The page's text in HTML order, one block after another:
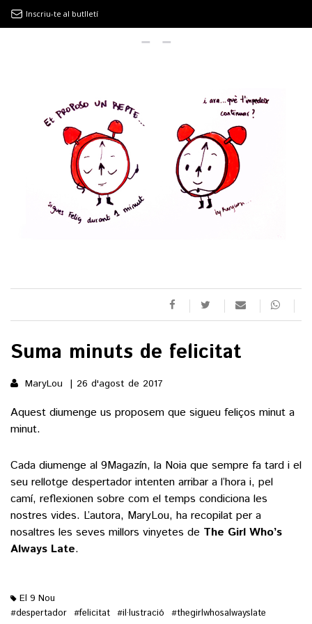
EL CLÀSSIC | ALBERT PLA
“LA VIDA ÉS COM LA MAR: SEMPRE BUSCA L’EQUILIBRI”
NOVETATS DISCOGRÀFIQUES
EL CLÀSSIC | ELS 3 TAMBORS
TEMÀTIQUES
()
ACTUALITAT
POLÍTICA
ECONOMIA
VEURE TOTES
FUTBOL
HOQUEI PATINS
MOTOR
VEURE TOTES
CULTURA
ARTS ESCÈNIQUES
CULTURA POPULAR
SUPLEMENTS
FOTOGALERIES
BLOGOSFERA
Inscriu-te al butlletí
Suma minuts de felicitat
MaryLou 26 d'agost de 2017
Aquest diumenge us proposem que sigueu feliços minut a
minut.
Cada diumenge al 9Magazín, la Noia que sempre fa tard i el
seu rellotge despertador intenten arribar a l’hora i, pel
camí, reflexionen sobre com el temps condiciona les
nostres vides. L’autora, MaryLou, ha recopilat per a
nosaltres les seves millors vinyetes de The Girl Who’s
Always Late.
El 9 Nou
#despertador #felicitat #il·lustració #thegirlwhosalwayslate